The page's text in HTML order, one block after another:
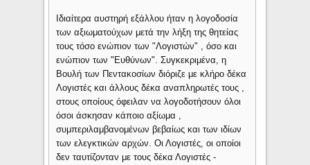
Ιδιαίτερα αυστηρή εξάλλου ήταν η λογοδοσία
των αξιωματούχων μετά την λήξη της θητείας
τους τόσο ενώπιον των "Λογιστών" , όσο και
ενώπιον των "Ευθύνων". Συγκεκριμένα, η
Βουλή των Πεντακοσίων διόριζε με κλήρο δέκα
Λογιστές και άλλους δέκα αναπληρωτές τους ,
στους οποίους όφειλαν να λογοδοτήσουν όλοι
όσοι άσκησαν κάποιο αξίωμα ,
συμπεριλαμβανομένων βεβαίως και των ιδίων
των ελεγκτικών αρχών. Οι Λογιστές, οι οποίοι
δεν ταυτίζονταν με τους δέκα Λογιστές -